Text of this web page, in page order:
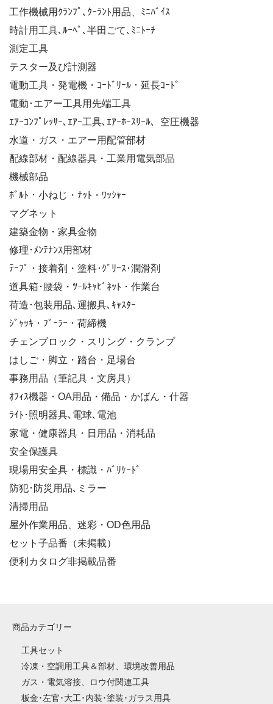
工作機械用ｸﾗﾝﾌﾟ､ｸｰﾗﾝﾄ用品、ﾐﾆﾊﾞｲｽ
時計用工具､ﾙｰﾍﾟ､半田ごて､ﾐﾆﾄｰﾁ
測定工具
テスター及び計測器
電動工具・発電機・ｺｰﾄﾞﾘｰﾙ・延長ｺｰﾄﾞ
電動･エアー工具用先端工具
ｴｱｰｺﾝﾌﾟﾚｯｻｰ､ｴｱｰ工具､ｴｱｰﾎｰｽﾘｰﾙ、空圧機器
水道・ガス・エアー用配管部材
配線部材・配線器具・工業用電気部品
機械部品
ﾎﾞﾙﾄ・小ねじ・ﾅｯﾄ・ﾜｯｼｬｰ
マグネット
建築金物・家具金物
修理･ﾒﾝﾃﾅﾝｽ用部材
ﾃｰﾌﾟ・接着剤・塗料･ｸﾞﾘｰｽ･潤滑剤
道具箱･腰袋・ﾂｰﾙｷｬﾋﾞﾈｯﾄ・作業台
荷造･包装用品､運搬具､ｷｬｽﾀｰ
ｼﾞｬｯｷ・ﾌﾟｰﾗｰ・荷締機
チェンブロック・スリング・クランプ
はしご・脚立・踏台・足場台
事務用品（筆記具・文房具）
ｵﾌｨｽ機器・OA用品・備品・かばん・什器
ﾗｲﾄ･照明器具､電球､電池
家電・健康器具・日用品・消耗品
安全保護具
現場用安全具・標識・ﾊﾞﾘｹｰﾄﾞ
防犯･防災用品､ミラー
清掃用品
屋外作業用品、迷彩・OD色用品
セット子品番（未掲載）
便利カタログ非掲載品番
商品カテゴリー
工具セット
冷凍・空調用工具＆部材、環境改善用品
ガス・電気溶接、ロウ付関連工具
板金･左官･大工･内装･塗装･ガラス用具